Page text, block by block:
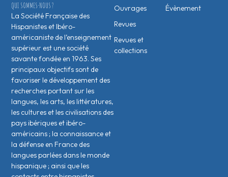
Évènement
Ouvrages
Revues
Revues et
collections
QUI SOMMES-NOUS ?
La Société Française des
Hispanistes et Ibéro-
américaniste de l’enseignement
supérieur est une société
savante fondée en 1963. Ses
principaux objectifs sont de
favoriser le développement des
recherches portant sur les
langues, les arts, les littératures,
les cultures et les civilisations des
pays ibériques et ibéro-
américains ; la connaissance et
la défense en France des
langues parlées dans le monde
hispanique ; ainsi que les